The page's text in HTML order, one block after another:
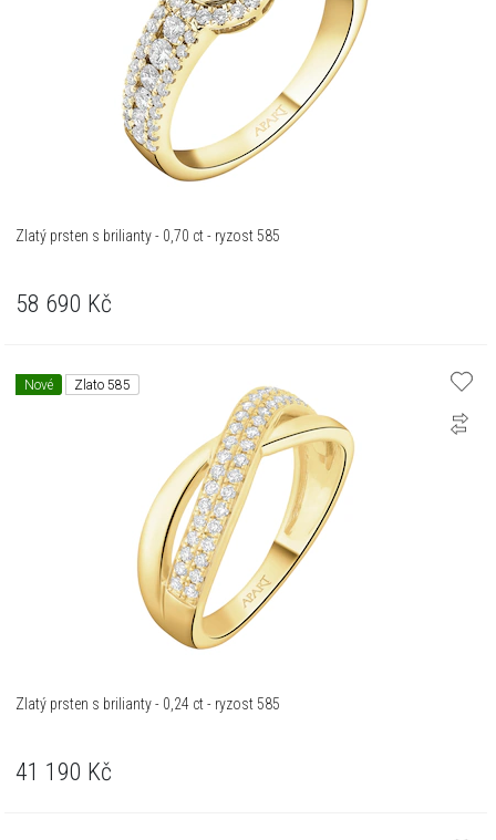
Zlatý prsten s brilianty - 0,70 ct - ryzost 585
58 690 Kč
Nové Zlato 585
Zlatý prsten s brilianty - 0,24 ct - ryzost 585
41 190 Kč